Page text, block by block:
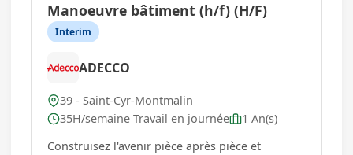
Manoeuvre bâtiment (h/f) (H/F)
Interim
ADECCO
39 - Saint-Cyr-Montmalin
35H/semaine Travail en journée
1 An(s)
Construisez l'avenir pièce après pièce et